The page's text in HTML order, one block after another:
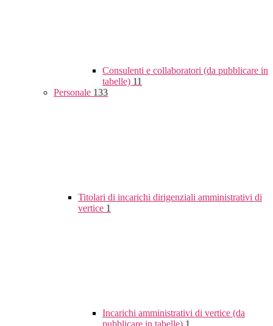
Consulenti e collaboratori (da pubblicare in
tabelle) 11
Personale 133
Titolari di incarichi dirigenziali amministrativi di
vertice 1
Incarichi amministrativi di vertice (da